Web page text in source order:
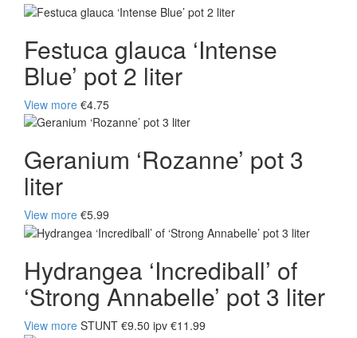
Festuca glauca ‘Intense
Blue’ pot 2 liter
View more €4.75
Geranium ‘Rozanne’ pot 3
liter
View more €5.99
Hydrangea ‘Incrediball’ of
‘Strong Annabelle’ pot 3 liter
View more STUNT €9.50 ipv €11.99